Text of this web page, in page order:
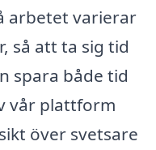
arbetet varierar
så att ta sig tid
spara både tid
vår plattform
över svetsare